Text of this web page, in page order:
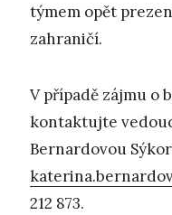
týmem opět
zahraničí.
V případě zájmu o
kontaktujte
Bernardovou
212 873.